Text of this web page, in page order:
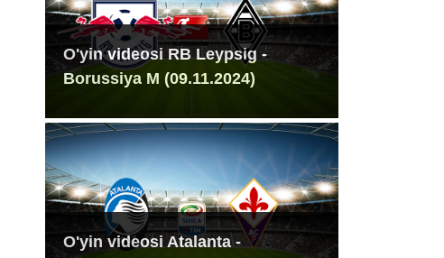
O'yin videosi RB Leypsig -
Borussiya M (09.11.2024)
O'yin videosi Atalanta -